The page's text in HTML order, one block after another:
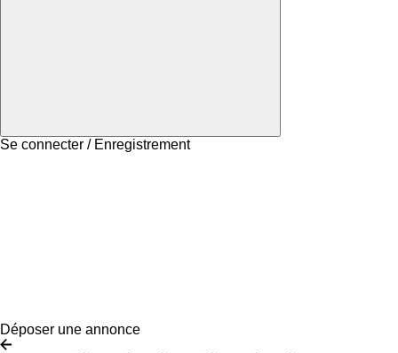
Se connecter / Enregistrement
Déposer une annonce